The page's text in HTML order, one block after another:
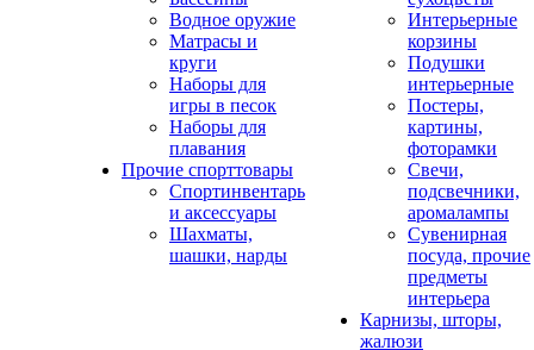
Водное оружие
Матрасы и
круги
Наборы для
игры в песок
Наборы для
плавания
Прочие спорттовары
Спортинвентарь
и аксессуары
Шахматы,
шашки, нарды
Интерьерные
корзины
Подушки
интерьерные
Постеры,
картины,
фоторамки
Свечи,
подсвечники,
аромалампы
Сувенирная
посуда, прочие
предметы
интерьера
Карнизы, шторы,
жалюзи